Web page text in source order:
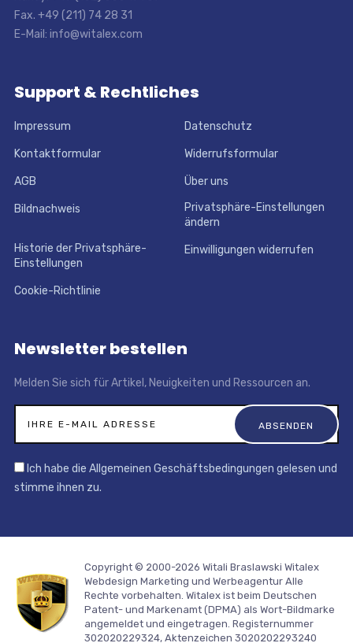
Fax. +49 (211) 74 28 31
E-Mail: info@witalex.com
Support & Rechtliches
Impressum Datenschutz
Kontaktformular Widerrufsformular
AGB Über uns
Bildnachweis
Privatsphäre-Einstellungen
ändern
Historie der Privatsphäre-
Einstellungen
Einwilligungen widerrufen
Cookie-Richtlinie
Newsletter bestellen
Melden Sie sich für Artikel, Neuigkeiten und Ressourcen an.
Ich habe die Allgemeinen Geschäftsbedingungen gelesen und
stimme ihnen zu.
Copyright © 2000-2026 Witali Braslawski Witalex
Webdesign Marketing und WerbeagenturAlle
Rechte vorbehalten. Witalex ist beim Deutschen
Patent- und Markenamt (DPMA) als Wort-Bildmarke
angemeldet und eingetragen. Registernummer
302020229324, Aktenzeichen 3020202293240